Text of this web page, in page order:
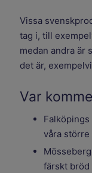
Vissa
tag i, till
medan andra är
det är,
Var
våra större
färskt bröd